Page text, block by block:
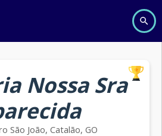
Nossa Sra
São João, Catalão, GO